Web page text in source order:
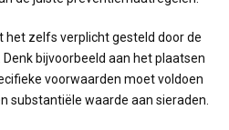
het zelfs verplicht gesteld door de
bijvoorbeeld aan het plaatsen
voorwaarden moet voldoen
substantiële waarde aan sieraden.